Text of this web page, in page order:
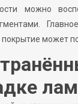
можно
может